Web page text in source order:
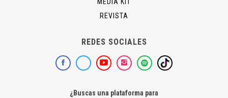
MEDIA KIT
REVISTA
REDES SOCIALES
¿Buscas una plataforma para